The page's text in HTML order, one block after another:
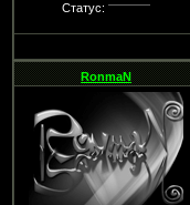
Статус:
RonmaN